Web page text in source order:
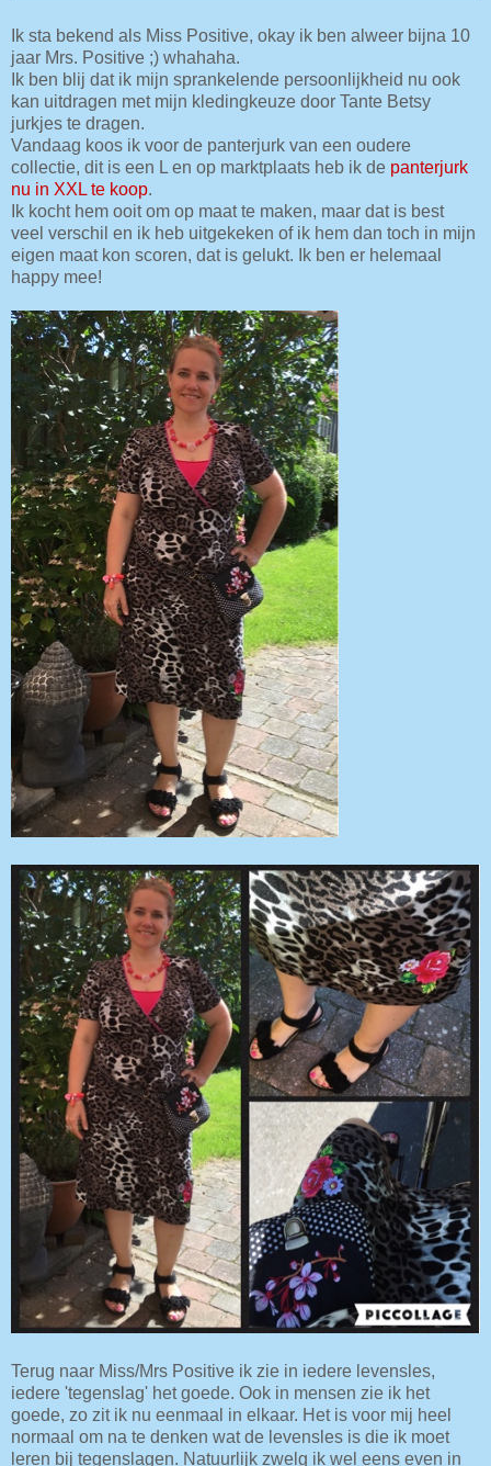
Ik sta bekend als Miss Positive, okay ik ben alweer bijna 10
jaar Mrs. Positive ;) whahaha.
Ik ben blij dat ik mijn sprankelende persoonlijkheid nu ook
kan uitdragen met mijn kledingkeuze door Tante Betsy
jurkjes te dragen.
Vandaag koos ik voor de panterjurk van een oudere
collectie, dit is een L en op marktplaats heb ik de panterjurk
nu in XXL te koop.
Ik kocht hem ooit om op maat te maken, maar dat is best
veel verschil en ik heb uitgekeken of ik hem dan toch in mijn
eigen maat kon scoren, dat is gelukt. Ik ben er helemaal
happy mee!
Terug naar Miss/Mrs Positive ik zie in iedere levensles,
iedere 'tegenslag' het goede. Ook in mensen zie ik het
goede, zo zit ik nu eenmaal in elkaar. Het is voor mij heel
normaal om na te denken wat de levensles is die ik moet
leren bij tegenslagen. Natuurlijk zwelg ik wel eens even in